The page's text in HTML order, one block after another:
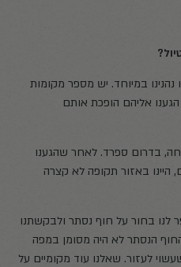
במיוחד. יש מספר מקומות
אליהם הופכת אותם
בדרום ספרד. לאחר שהגענו
היינו באזור תקופה לא קצרה
לנו בחור על חוף נסתר ולבקשתנו
הנסתר לא היה מסומן במפה
לעזור. שאלנו עוד מקומיים על